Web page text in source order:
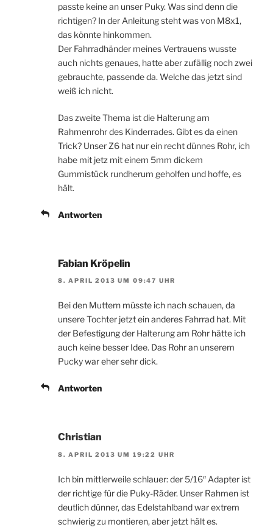
passte keine an unser Puky. Was sind denn die
richtigen? In der Anleitung steht was von M8x1,
das könnte hinkommen.
Der Fahrradhänder meines Vertrauens wusste
auch nichts genaues, hatte aber zufällig noch zwei
gebrauchte, passende da. Welche das jetzt sind
weiß ich nicht.
Das zweite Thema ist die Halterung am
Rahmenrohr des Kinderrades. Gibt es da einen
Trick? Unser Z6 hat nur ein recht dünnes Rohr, ich
habe mit jetz mit einem 5mm dickem
Gummistück rundherum geholfen und hoffe, es
hält.
Antworten
Fabian Kröpelin
8. APRIL 2013 UM 09:47 UHR
Bei den Muttern müsste ich nach schauen, da
unsere Tochter jetzt ein anderes Fahrrad hat. Mit
der Befestigung der Halterung am Rohr hätte ich
auch keine besser Idee. Das Rohr an unserem
Pucky war eher sehr dick.
Antworten
Christian
8. APRIL 2013 UM 19:22 UHR
Ich bin mittlerweile schlauer: der 5/16″ Adapter ist
der richtige für die Puky-Räder. Unser Rahmen ist
deutlich dünner, das Edelstahlband war extrem
schwierig zu montieren, aber jetzt hält es.